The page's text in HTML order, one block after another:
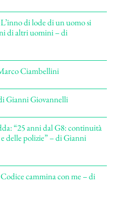
di lode di un uomo si
di altri uomini – di
Ciambellini
Gianni Giovannelli
“25 anni dal G8: continuità
delle polizie” – di Gianni
cammina con me – di